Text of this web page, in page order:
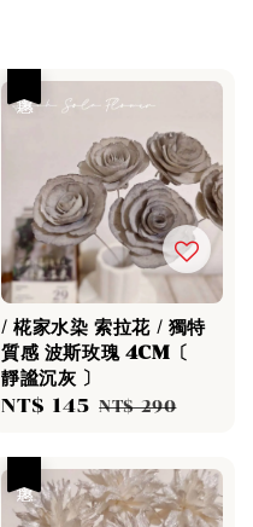
/ 椛家水染 索拉花 / 獨特
質感 波斯玫瑰 4CM〔
靜謐沉灰 〕
Sale
NT$ 145 Regular
NT$ 290